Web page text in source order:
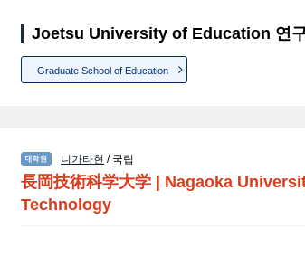
Joetsu University of Education 연
Graduate School of Education
니가타현 / 국립
長岡技術科学大学
Nagaoka
Technology